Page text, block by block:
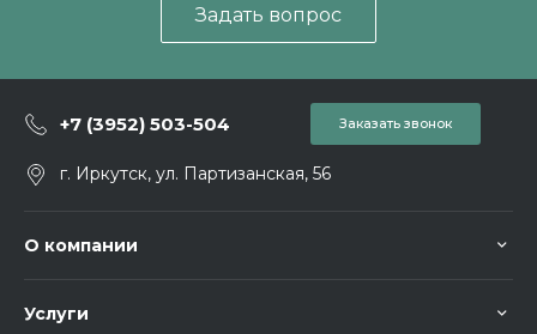
Задать вопрос
+7 (3952) 503-504 Заказать звонок
г. Иркутск, ул. Партизанская, 56
О компании
Услуги